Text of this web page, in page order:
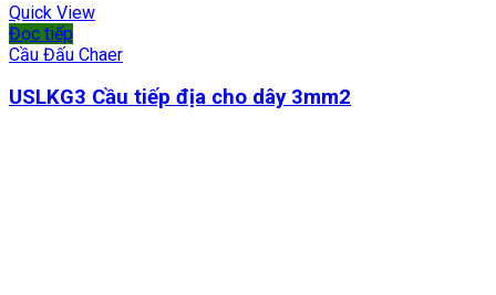
Quick View
Đọc tiếp
Cầu Đấu Chaer
USLKG3 Cầu tiếp địa cho dây 3mm2